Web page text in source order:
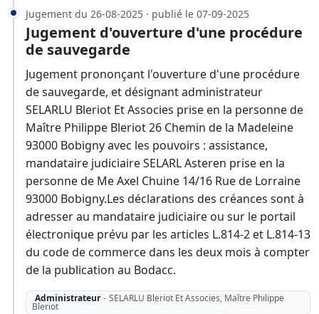
Jugement du 26-08-2025 · publié le 07-09-2025
Jugement d'ouverture d'une procédure
de sauvegarde
Jugement prononçant l'ouverture d'une procédure
de sauvegarde, et désignant administrateur
SELARLU Bleriot Et Associes prise en la personne de
Maître Philippe Bleriot 26 Chemin de la Madeleine
93000 Bobigny avec les pouvoirs : assistance,
mandataire judiciaire SELARL Asteren prise en la
personne de Me Axel Chuine 14/16 Rue de Lorraine
93000 Bobigny.Les déclarations des créances sont à
adresser au mandataire judiciaire ou sur le portail
électronique prévu par les articles L.814-2 et L.814-13
du code de commerce dans les deux mois à compter
de la publication au Bodacc.
Administrateur - SELARLU Bleriot Et Associes, Maître Philippe
Bleriot